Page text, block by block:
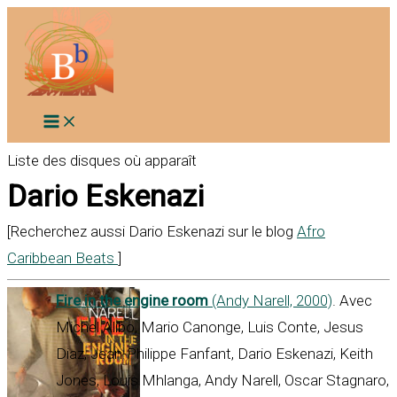
contenu
Liste des disques où apparaît
Dario Eskenazi
[Recherchez aussi Dario Eskenazi sur le blog Afro
Caribbean Beats ]
Fire in the engine room (Andy Narell, 2000). Avec
Michel Alibo, Mario Canonge, Luis Conte, Jesus
Diaz, Jean-Philippe Fanfant, Dario Eskenazi, Keith
Jones, Louis Mhlanga, Andy Narell, Oscar Stagnaro,